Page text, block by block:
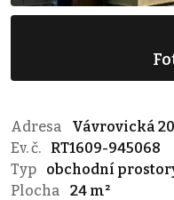
Adresa
Vávrovická
Ev. č.
RT1609-945068
Typ
obchodní
Plocha
24 m²